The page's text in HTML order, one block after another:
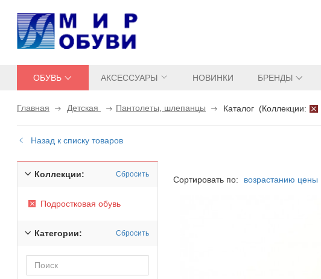
ОБУВЬ АКСЕССУАРЫ НОВИНКИ БРЕНДЫ
Главная Детская Пантолеты, шлепанцы Каталог (Коллекции:
Назад к списку товаров
Коллекции: Сбросить
Подростковая обувь
Категории: Сбросить
Сортировать по: возрастанию цены